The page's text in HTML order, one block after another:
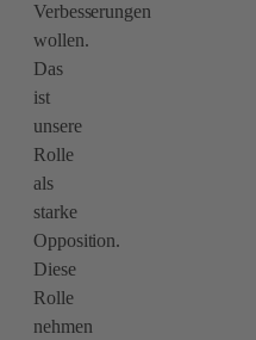
Verbesserungen
wollen.
Das
ist
unsere
Rolle
als
starke
Opposition.
Diese
Rolle
nehmen